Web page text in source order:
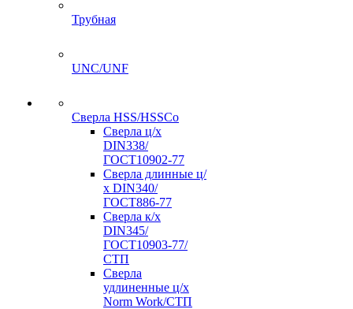
Трубная
UNC/UNF
Сверла HSS/HSSCo
Сверла ц/х
DIN338/
ГОСТ10902-77
Сверла длинные ц/
х DIN340/
ГОСТ886-77
Сверла к/х
DIN345/
ГОСТ10903-77/
СТП
Сверла
удлиненные ц/х
Norm Work/СТП